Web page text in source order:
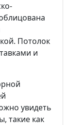
Потолок
и
увидеть
такие как